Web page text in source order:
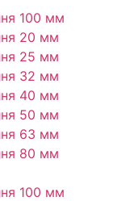
100 мм
20 мм
25 мм
32 мм
40 мм
50 мм
63 мм
80 мм
100 мм